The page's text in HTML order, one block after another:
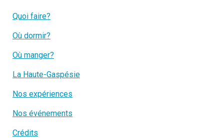
Quoi faire?
Où dormir?
Où manger?
La Haute-Gaspésie
Nos expériences
Nos événements
Crédits